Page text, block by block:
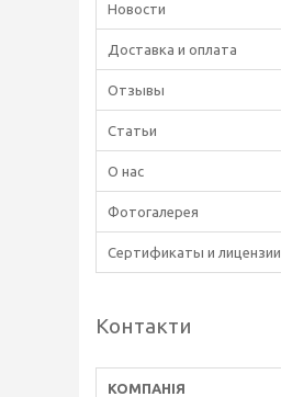
Новости
Доставка и оплата
Отзывы
Статьи
О нас
Фотогалерея
Сертификаты и лицензии
Контакти